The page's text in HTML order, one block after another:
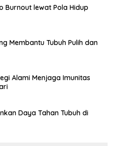
Burnout lewat Pola Hidup
Membantu Tubuh Pulih dan
Alami Menjaga Imunitas
Daya Tahan Tubuh di